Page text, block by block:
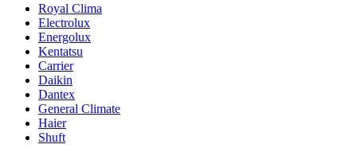
Royal Clima
Electrolux
Energolux
Kentatsu
Carrier
Daikin
Dantex
General Climate
Haier
Shuft